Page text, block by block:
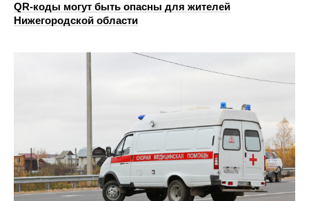
QR-коды могут быть опасны для жителей
Нижегородской области